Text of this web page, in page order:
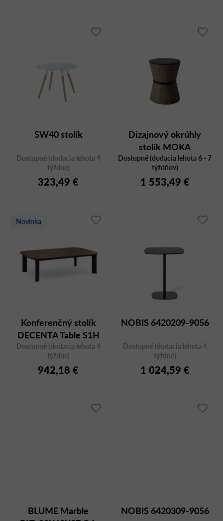
SW40 stolík
Dostupné (dodacia lehota 4
týždne)
323,49 €
Dizajnový okrúhly
stolík MOKA
Dostupné (dodacia lehota 6 - 7
týždňov)
1 553,49 €
Novinka
Konferenčný stolík
DECENTA Table S1H
Dostupné (dodacia lehota 4
týždne)
942,18 €
NOBIS 6420209-9056
Dostupné (dodacia lehota 4
týždne)
1 024,59 €
BLUME Marble
NOBIS 6420309-9056